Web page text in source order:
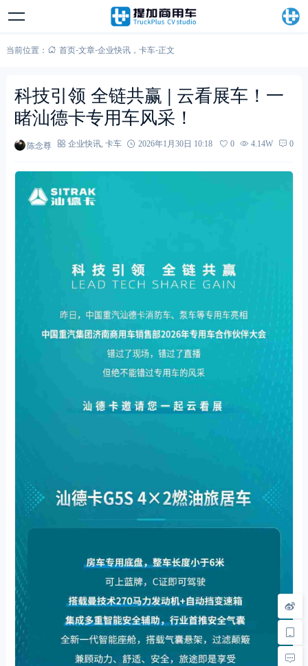
当前位置： 首页-文章-企业快讯， 卡车-正文
科技引领 全链共赢 | 云看展车！一
睹汕德卡专用车风采！
陈念尊 企业快讯, 卡车 2026年1月30日 10:18 0 4.14W 0